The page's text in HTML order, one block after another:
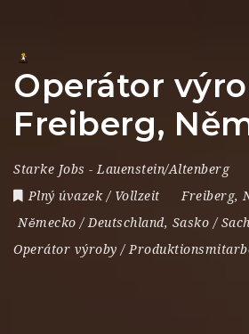
Operátor
Freiberg,
Starke Jobs - Lauenstein/Altenberg
Plný úvazek / Vollzeit
Freiberg,
Německo / Deutschland, Sasko /
Operátor výroby /